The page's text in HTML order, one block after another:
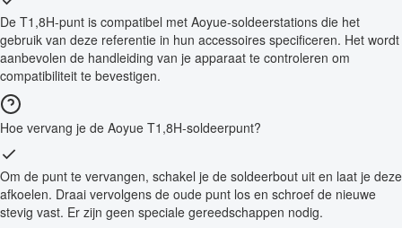
De T1,8H-punt is compatibel met Aoyue-soldeerstations die het
gebruik van deze referentie in hun accessoires specificeren. Het wordt
aanbevolen de handleiding van je apparaat te controleren om
compatibiliteit te bevestigen.
Hoe vervang je de Aoyue T1,8H-soldeerpunt?
Om de punt te vervangen, schakel je de soldeerbout uit en laat je deze
afkoelen. Draai vervolgens de oude punt los en schroef de nieuwe
stevig vast. Er zijn geen speciale gereedschappen nodig.